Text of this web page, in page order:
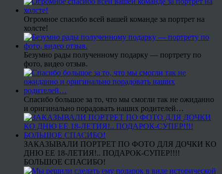
Огромное спасибо всей вашей команде за портрет на
холсте!
Безумно рады полученному подарку — портрету по
фото, видео отзыв.
Спасибо большое за то, что мы смогли так не ожиданно
и оригинально порадовать наших родителей…
ЗАКАЗЫВАЛИ ПОРТРЕТ ПО ФОТО ДЛЯ ДОЧКИ КО
ДНЮ ЕЕ 18-ЛЕТИЯ!.. ПОДАРОК-СУПЕР!!!!
БОЛЬШОЕ СПАСИБО!